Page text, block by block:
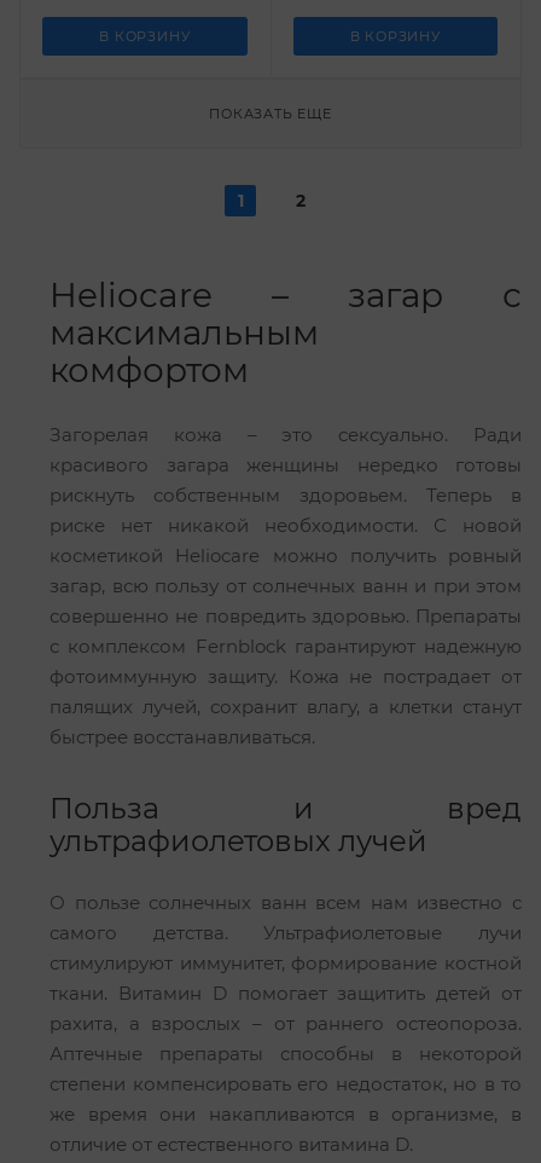
В КОРЗИНУ В КОРЗИНУ
ПОКАЗАТЬ ЕЩЕ
1 2
Heliocare – загар с
максимальным
комфортом
Загорелая кожа – это сексуально. Ради
красивого загара женщины нередко готовы
рискнуть собственным здоровьем. Теперь в
риске нет никакой необходимости. С новой
косметикой Heliocare можно получить ровный
загар, всю пользу от солнечных ванн и при этом
совершенно не повредить здоровью. Препараты
с комплексом Fernblock гарантируют надежную
фотоиммунную защиту. Кожа не пострадает от
палящих лучей, сохранит влагу, а клетки станут
быстрее восстанавливаться.
Польза и вред
ультрафиолетовых лучей
О пользе солнечных ванн всем нам известно с
самого детства. Ультрафиолетовые лучи
стимулируют иммунитет, формирование костной
ткани. Витамин D помогает защитить детей от
рахита, а взрослых – от раннего остеопороза.
Аптечные препараты способны в некоторой
степени компенсировать его недостаток, но в то
же время они накапливаются в организме, в
отличие от естественного витамина D.